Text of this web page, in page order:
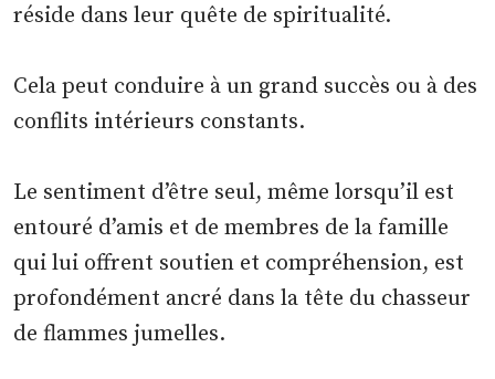
réside dans leur quête de spiritualité.
Cela peut conduire à un grand succès ou à des
conflits intérieurs constants.
Le sentiment d’être seul, même lorsqu’il est
entouré d’amis et de membres de la famille
qui lui offrent soutien et compréhension, est
profondément ancré dans la tête du chasseur
de flammes jumelles.